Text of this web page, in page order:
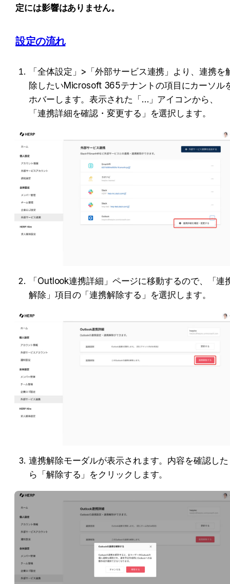
定には影響はありません。
設定の流れ
「全体設定」>「外部サービス連携」より、連携を
除したいMicrosoft 365テナントの項目にカーソル
ホバーします。表示された「…」アイコンから、
「連携詳細を確認・変更する」を選択します。
「Outlook連携詳細」ページに移動するので、「連
解除」項目の「連携解除する」を選択します。
連携解除モーダルが表示されます。内容を確認した
ら「解除する」をクリックします。